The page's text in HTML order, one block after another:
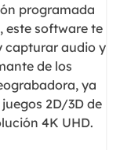
programada
este software te
capturar audio y
de los
ya
2D/3D de
4K UHD.